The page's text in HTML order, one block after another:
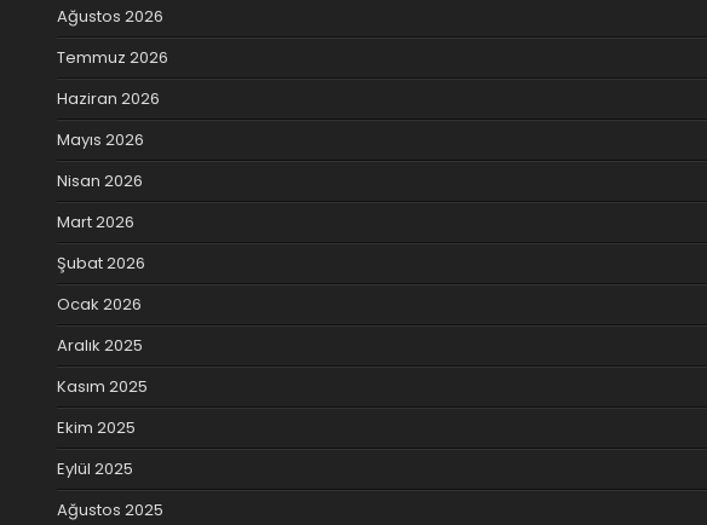
Ağustos 2026
Temmuz 2026
Haziran 2026
Mayıs 2026
Nisan 2026
Mart 2026
Şubat 2026
Ocak 2026
Aralık 2025
Kasım 2025
Ekim 2025
Eylül 2025
Ağustos 2025